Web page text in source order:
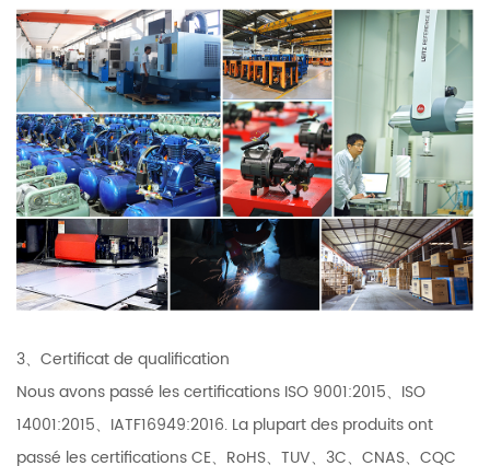
3、Certificat de qualification
Nous avons passé les certifications ISO 9001:2015、ISO
14001:2015、IATF16949:2016. La plupart des produits ont
passé les certifications CE、RoHS、TUV、3C、CNAS、CQC